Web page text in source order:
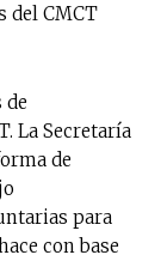
del CMCT
de
La Secretaría
de
para
con base